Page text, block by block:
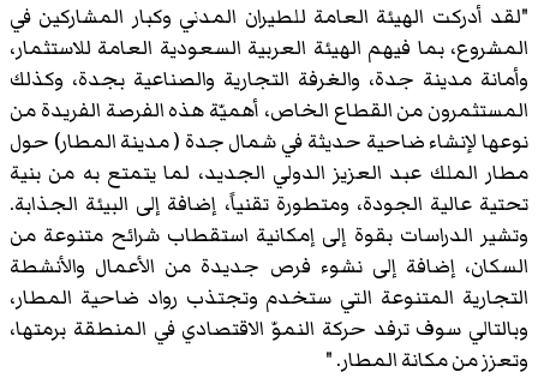
"لقد أدركت الهيئة العامة للطيران المدني وكبار المشاركين في
المشروع، بما فيهم الهيئة العربية السعودية العامة للاستثمار،
وأمانة مدينة جدة، والغرفة التجارية والصناعية بجدة، وكذلك
المستثمرون من القطاع الخاص، أهميّة هذه الفرصة الفريدة من
نوعها لإنشاء ضاحية حديثة في شمال جدة ( مدينة المطار) حول
مطار الملك عبد العزيز الدولي الجديد، لما يتمتع به من بنية
تحتية عالية الجودة، ومتطورة تقنياً، إضافة إلى البيئة الجذابة.
وتشير الدراسات بقوة إلى إمكانية استقطاب شرائح متنوعة من
السكان، إضافة إلى نشوء فرص جديدة من الأعمال والأنشطة
التجارية المتنوعة التي ستخدم وتجتذب رواد ضاحية المطار،
وبالتالي سوف ترفد حركة النموّ الاقتصادي في المنطقة برمتها،
وتعزز من مكانة المطار. "